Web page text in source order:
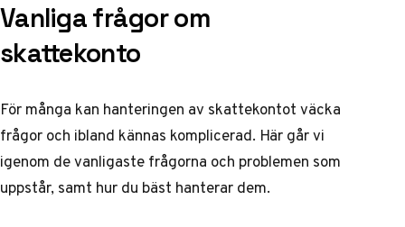
Vanliga frågor om
skattekonto
För många kan hanteringen av skattekontot väcka
frågor och ibland kännas komplicerad. Här går vi
igenom de vanligaste frågorna och problemen som
uppstår, samt hur du bäst hanterar dem.